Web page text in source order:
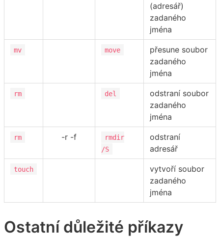
(adresář)
zadaného
jména
mv move
přesune soubor
zadaného
jména
rm del
odstraní soubor
zadaného
jména
rm -r -f
rmdir
/S
odstraní
adresář
touch
vytvoří soubor
zadaného
jména
Ostatní důležité příkazy